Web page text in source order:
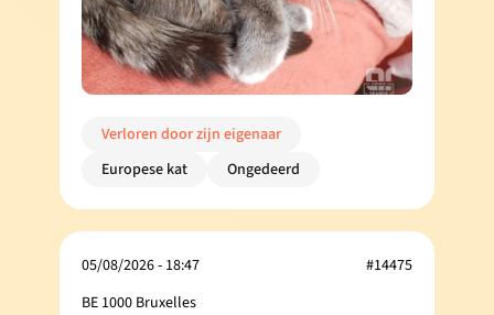
Verloren door zijn eigenaar
Europese kat
Ongedeerd
05/08/2026 - 18:47
BE 1000 Bruxelles
#14475